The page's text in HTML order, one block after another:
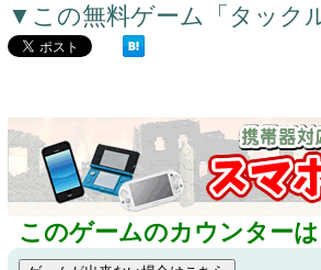
▼この無料ゲーム「タック
このゲームのカウンター